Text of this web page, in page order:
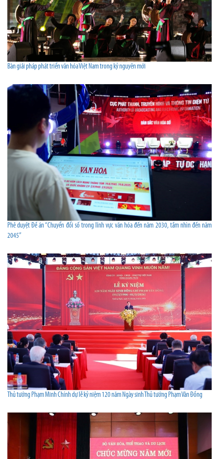
Bàn giải pháp phát triển văn hóa Việt Nam trong kỷ nguyên mới
Phê duyệt Đề án “Chuyển đổi số trong lĩnh vực văn hóa đến năm 2030, tầm nhìn đến năm
2045”
Thủ tướng Phạm Minh Chính dự lễ kỷ niệm 120 năm Ngày sinh Thủ tướng Phạm Văn Đồng